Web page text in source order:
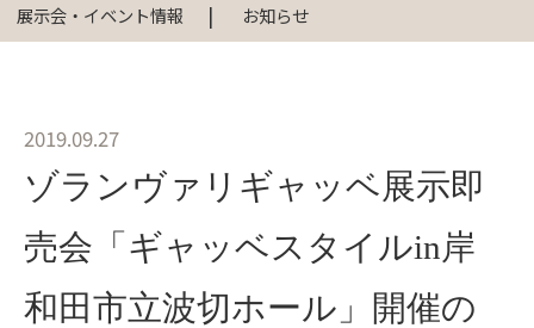
展示会・イベント情報 お知らせ
2019.09.27
ゾランヴァリギャッベ展示即
売会「ギャッベスタイルin岸
和田市立波切ホール」開催の